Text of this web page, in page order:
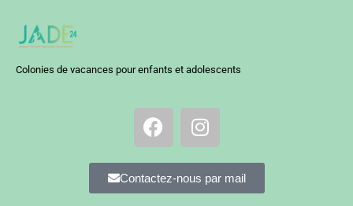
Colonies de vacances pour enfants et adolescents
Contactez-nous par mail